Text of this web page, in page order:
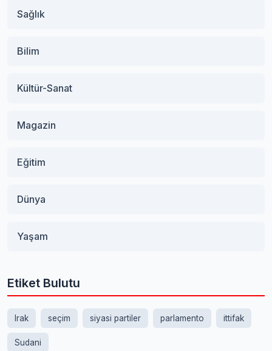
Sağlık
Bilim
Kültür-Sanat
Magazin
Eğitim
Dünya
Yaşam
Etiket Bulutu
Irak seçim siyasi partiler parlamento ittifak
Sudani